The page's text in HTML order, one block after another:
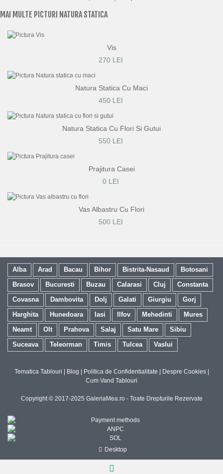
MAI MULTE PICTURI NATURA STATICA
Vis
270 LEI
Natura Statica Cu Maci
450 LEI
Natura Statica Cu Flori Si Gutui
550 LEI
Prajitura Casei
0 LEI
Vas Albastru Cu Flori
500 LEI
Alba Arad Bacau Bihor Bistrita-Nasaud
Botosani
Brasov
Bucuresti Buzau Calarasi Cluj
Constanta
Covasna
Dambovita Dolj Galati Giurgiu
Gorj
Harghita
Hunedoara Iasi Ilfov Mehedinti
Mures
Neamt
Olt Prahova Salaj Satu Mare
Sibiu
Suceava
Teleorman Timis Tulcea Vaslui
Tematica Tablouri Blog Politica de Confidentialitate Despre Cookies|
Cum Vand Tablouri
Copyright © 2017-2025 GaleriaMea.ro - Toate Drepturile Rezervate
Desktop